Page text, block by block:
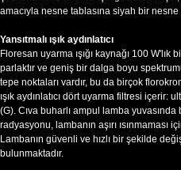
amacıyla nesne tablasına siyah bir
Yansıtmalı ışık aydınlatıcı
Floresan uyarma ışığı kaynağı 100 W'lık
parlaktır ve geniş bir dalga boyu
tepe noktaları vardır, bu da birçok
ışık aydınlatıcı dört uyarma filtresi içerir:
(G). Cıva buharlı ampul lamba
radyasyonu, lambanın aşırı ısınmaması
Lambanın güvenli ve hızlı bir şekilde
bulunmaktadır.